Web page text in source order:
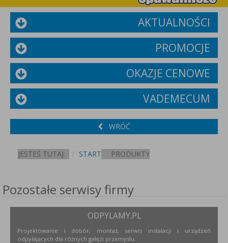
AKTUALNOŚCI
PROMOCJE
OKAZJE CENOWE
VADEMECUM
WRÓĆ
JESTEŚ TUTAJ: START PRODUKTY
Pozostałe serwisy firmy
ODPYLAMY.PL
Projektowanie i dobór, montaż, serwis instalacji i urządzeń
odpylających dla różnych gałęzi przemysłu.